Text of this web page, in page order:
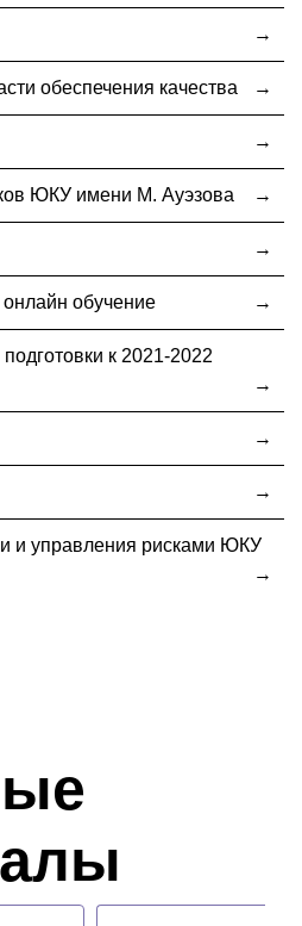
обеспечения качества
ЮКУ имени М. Ауэзова
обучение
к 2021-2022
и управления рисками ЮКУ